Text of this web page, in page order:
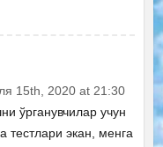
15th, 2020 at 21:30
ўрганувчилар учун
тестлари экан, менга